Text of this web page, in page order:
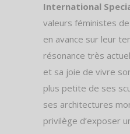
International
valeurs féministes
en avance sur leur
résonance très
et sa joie de vivre
plus petite de ses
ses architectures
privilège d’exposer